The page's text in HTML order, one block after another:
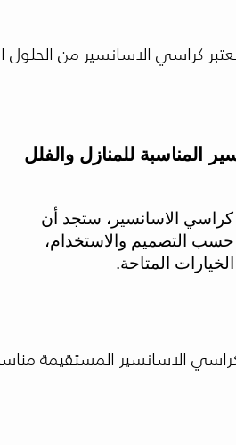
كراسي الاسانسير من الحلول
المناسبة للمنازل والفلل
الاسانسير، ستجد أن
التصميم والاستخدام،
المتاحة.
الاسانسير المستقيمة